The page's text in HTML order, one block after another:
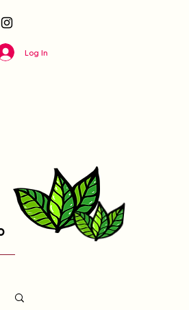
Log In